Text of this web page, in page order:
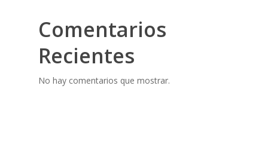
Comentarios
Recientes
No hay comentarios que mostrar.